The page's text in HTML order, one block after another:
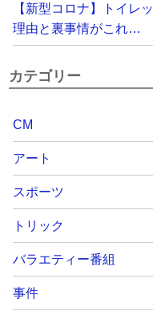
【新型コロナ】トイレ
理由と裏事情がこれ…
カテゴリー
CM
アート
スポーツ
トリック
バラエティー番組
事件